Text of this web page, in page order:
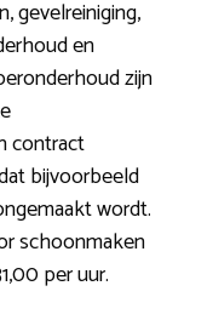
gevelreiniging,
en
zijn
contract
bijvoorbeeld
wordt.
schoonmaken
per uur.